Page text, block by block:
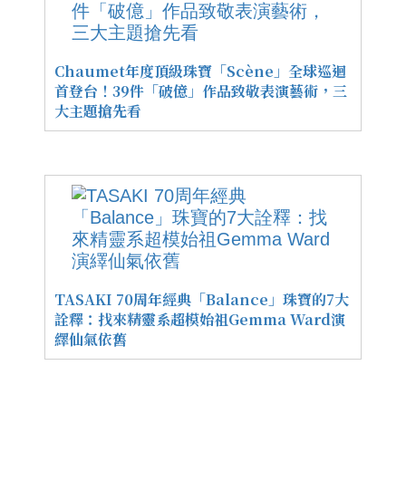
Chaumet年度頂級珠寶「Scène」全球巡迴
首登台！39件「破億」作品致敬表演藝術，三
大主題搶先看
TASAKI 70周年經典「Balance」珠寶的7大
詮釋：找來精靈系超模始祖Gemma Ward演
繹仙氣依舊